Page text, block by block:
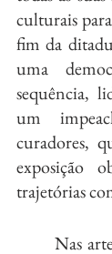
culturais
fim da
uma
sequência,
um
curadores,
exposição
trajetórias